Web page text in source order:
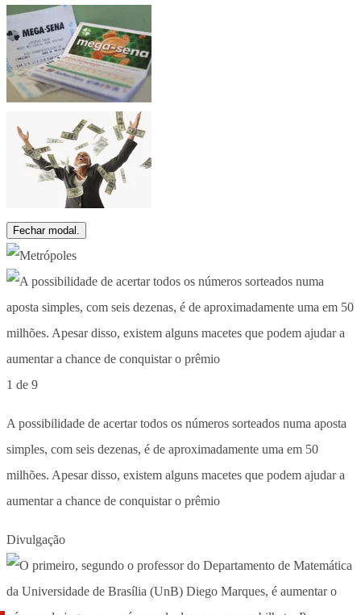
Fechar modal.
1 de 9
A possibilidade de acertar todos os números sorteados numa aposta
simples, com seis dezenas, é de aproximadamente uma em 50
milhões. Apesar disso, existem alguns macetes que podem ajudar a
aumentar a chance de conquistar o prêmio
Divulgação